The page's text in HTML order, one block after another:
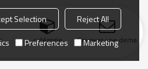
catégorie Envoyer une
Selection
Reject All
Preferences Marketing